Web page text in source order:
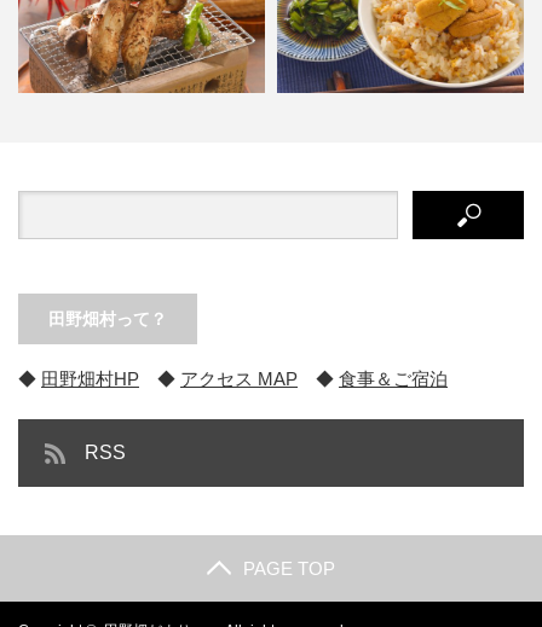
『田野畑だより 2017 秋号』マツ
お取り寄せコーナー、開設しまし
田野畑村って？
◆ 田野畑村HP ◆ アクセス MAP ◆ 食事＆ご宿泊
RSS
PAGE TOP